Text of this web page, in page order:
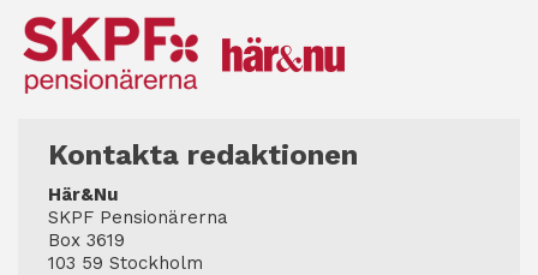
Kontakta redaktionen
Här&Nu
SKPF Pensionärerna
Box 3619
103 59 Stockholm